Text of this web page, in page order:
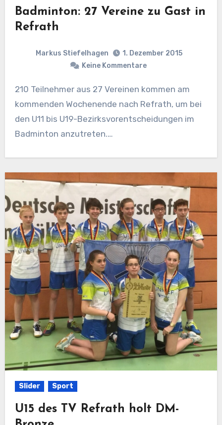
Badminton: 27 Vereine zu Gast in
Refrath
Markus Stiefelhagen
1. Dezember 2015
Keine Kommentare
210 Teilnehmer aus 27 Vereinen kommen am
kommenden Wochenende nach Refrath, um bei
den U11 bis U19-Bezirksvorentscheidungen im
Badminton anzutreten.…
Slider Sport
U15 des TV Refrath holt DM-